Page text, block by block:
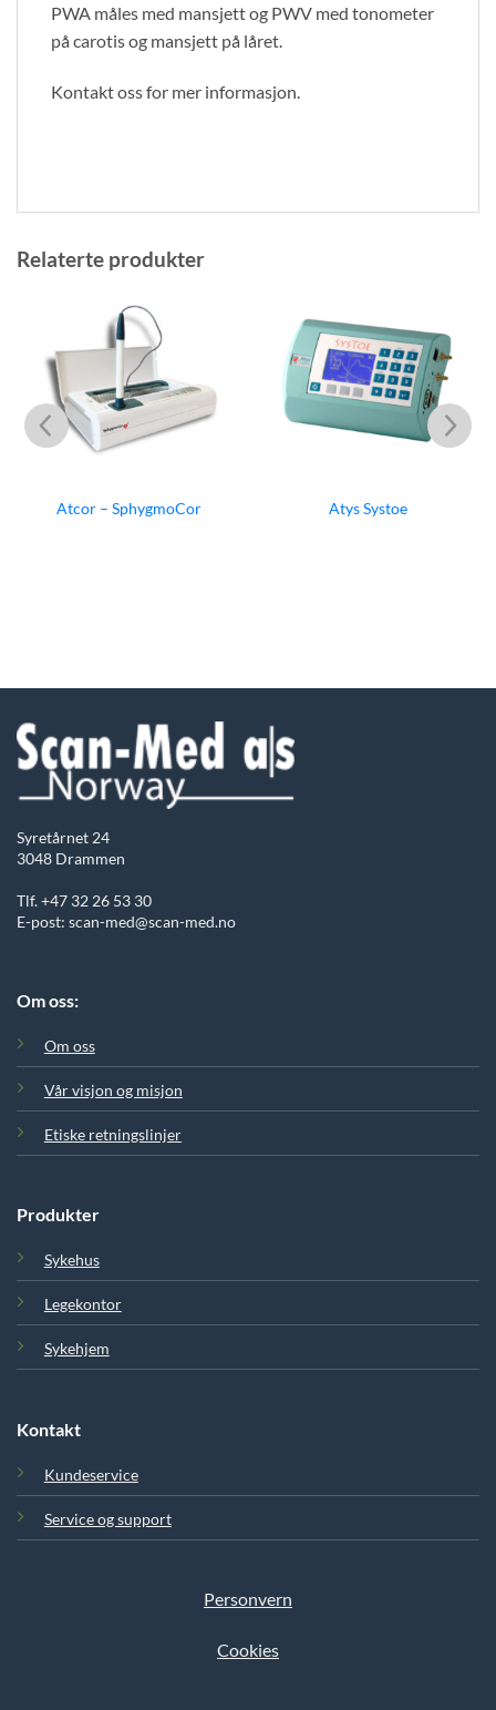
PWA måles med mansjett og PWV med tonometer
på carotis og mansjett på låret.
Kontakt oss for mer informasjon.
Relaterte produkter
Atcor – SphygmoCor Atys Systoe
Syretårnet 24
3048 Drammen
Tlf. +47 32 26 53 30
E-post: scan-med@scan-med.no
Om oss:
Om oss
Vår visjon og misjon
Etiske retningslinjer
Produkter
Sykehus
Legekontor
Sykehjem
Kontakt
Kundeservice
Service og support
Personvern
Cookies